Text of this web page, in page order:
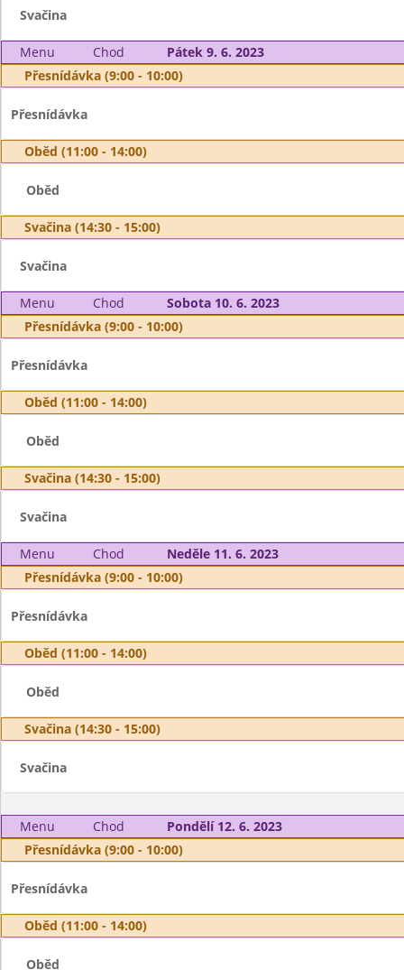
Svačina
Menu Chod
Pátek 9. 6. 2023
Přesnídávka (9:00 - 10:00)
Přesnídávka
Oběd (11:00 - 14:00)
Oběd
Svačina (14:30 - 15:00)
Svačina
Menu Chod
Sobota 10. 6. 2023
Přesnídávka (9:00 - 10:00)
Přesnídávka
Oběd (11:00 - 14:00)
Oběd
Svačina (14:30 - 15:00)
Svačina
Menu Chod
Neděle 11. 6. 2023
Přesnídávka (9:00 - 10:00)
Přesnídávka
Oběd (11:00 - 14:00)
Oběd
Svačina (14:30 - 15:00)
Svačina
Menu Chod
Pondělí 12. 6. 2023
Přesnídávka (9:00 - 10:00)
Přesnídávka
Oběd (11:00 - 14:00)
Oběd